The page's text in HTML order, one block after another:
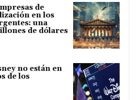
de
en los
una
de dólares
no están en
de los